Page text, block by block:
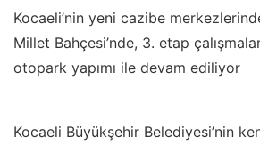
Kocaeli’nin yeni cazibe
Millet Bahçesi’nde, 3. etap
otopark yapımı ile devam ediliyor
Kocaeli Büyükşehir Belediyesi’nin